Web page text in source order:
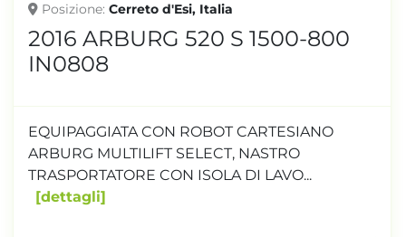
Posizione Cerreto d'Esi, Italia
2016 ARBURG 520 S 1500-800
IN0808
EQUIPAGGIATA CON ROBOT CARTESIANO
ARBURG MULTILIFT SELECT, NASTRO
TRASPORTATORE CON ISOLA DI LAVO...
dettagli